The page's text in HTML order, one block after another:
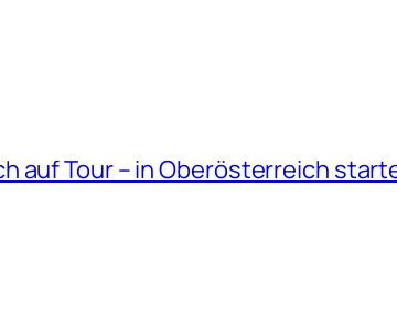
auf Tour – in Oberösterreich